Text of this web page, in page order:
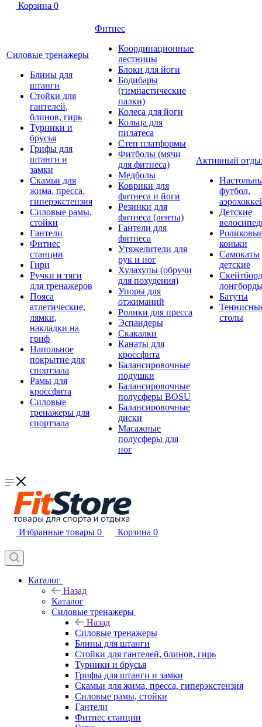
Корзина 0
Силовые тренажеры
Блины для
штанги
Стойки для
гантелей,
блинов, гирь
Турники и
брусья
Грифы для
штанги и
замки
Скамьи для
жима, пресса,
гиперэкстензия
Силовые рамы,
стойки
Гантели
Фитнес
станции
Гири
Ручки и тяги
для тренажеров
Пояса
атлетические,
лямки,
накладки на
гриф
Напольное
покрытие для
спортзала
Рамы для
кроссфита
Силовые
тренажеры для
спортзала
Фитнес
Координационные
лестницы
Блоки для йоги
Бодибары
(гимнастические
палки)
Колеса для йоги
Кольца для
пилатеса
Степ платформы
Фитболы (мячи
для фитнеса)
Медболы
Коврики для
фитнеса и йоги
Резинки для
фитнеса (ленты)
Гантели для
фитнеса
Утяжелители для
рук и ног
Хулахупы (обручи
для похудения)
Упоры для
отжиманий
Ролики для пресса
Эспандеры
Скакалки
Канаты для
кроссфита
Балансировочные
подушки
Балансировочные
полусферы BOSU
Балансировочные
диски
Масажные
полусферы для
ног
Активный
футбол,
Детские
коньки
Самокаты
детские
Батуты
столы
Избранные товары 0 Корзина 0
Каталог
Назад
Каталог
Силовые тренажеры
Назад
Силовые тренажеры
Блины для штанги
Стойки для гантелей, блинов, гирь
Турники и брусья
Грифы для штанги и замки
Скамьи для жима, пресса, гиперэкстензия
Силовые рамы, стойки
Гантели
Фитнес станции